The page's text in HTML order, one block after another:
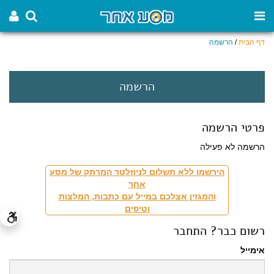
דף הבית/ הרשמה
הרשמה
פרטי הרשמה
הרשמה לא פעילה
הירשמו ללא תשלום לניוזלטר המרתק של מסע
אחר
והמגזין אצלכם במייל עם כתבות, המלצות
וטיפים
רשום כבר? התחבר
אימייל